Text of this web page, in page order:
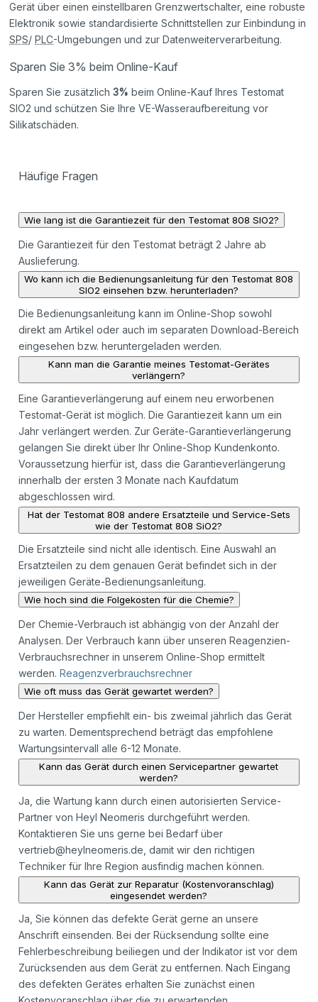
Gerät über einen einstellbaren Grenzwertschalter, eine robuste
Elektronik sowie standardisierte Schnittstellen zur Einbindung in
SPS/PLC-Umgebungen und zur Datenweiterverarbeitung.
Sparen Sie 3% beim Online-Kauf
Sparen Sie zusätzlich3% beim Online-Kauf Ihres Testomat
SIO2 und schützen Sie Ihre VE-Wasseraufbereitung vor
Silikatschäden.
Häufige Fragen
Wie lang ist die Garantiezeit für den Testomat 808 SIO2?
Die Garantiezeit für den Testomat beträgt 2 Jahre ab
Auslieferung.
Wo kann ich die Bedienungsanleitung für den Testomat 808
SIO2 einsehen bzw. herunterladen?
Die Bedienungsanleitung kann im Online-Shop sowohl
direkt am Artikel oder auch im separaten Download-Bereich
eingesehen bzw. heruntergeladen werden.
Kann man die Garantie meines Testomat-Gerätes
verlängern?
Eine Garantieverlängerung auf einem neu erworbenen
Testomat-Gerät ist möglich. Die Garantiezeit kann um ein
Jahr verlängert werden. Zur Geräte-Garantieverlängerung
gelangen Sie direkt über Ihr Online-Shop Kundenkonto.
Voraussetzung hierfür ist, dass die Garantieverlängerung
innerhalb der ersten 3 Monate nach Kaufdatum
abgeschlossen wird.
Hat der Testomat 808 andere Ersatzteile und Service-Sets
wie der Testomat 808 SiO2?
Die Ersatzteile sind nicht alle identisch. Eine Auswahl an
Ersatzteilen zu dem genauen Gerät befindet sich in der
jeweiligen Geräte-Bedienungsanleitung.
Wie hoch sind die Folgekosten für die Chemie?
Der Chemie-Verbrauch ist abhängig von der Anzahl der
Analysen. Der Verbrauch kann über unseren Reagenzien-
Verbrauchsrechner in unserem Online-Shop ermittelt
werden.Reagenzverbrauchsrechner
Wie oft muss das Gerät gewartet werden?
Der Hersteller empfiehlt ein- bis zweimal jährlich das Gerät
zu warten. Dementsprechend beträgt das empfohlene
Wartungsintervall alle 6-12 Monate.
Kann das Gerät durch einen Servicepartner gewartet
werden?
Ja, die Wartung kann durch einen autorisierten Service-
Partner von Heyl Neomeris durchgeführt werden.
Kontaktieren Sie uns gerne bei Bedarf über
vertrieb@heylneomeris.de, damit wir den richtigen
Techniker für Ihre Region ausfindig machen können.
Kann das Gerät zur Reparatur (Kostenvoranschlag)
eingesendet werden?
Ja, Sie können das defekte Gerät gerne an unsere
Anschrift einsenden. Bei der Rücksendung sollte eine
Fehlerbeschreibung beiliegen und der Indikator ist vor dem
Zurücksenden aus dem Gerät zu entfernen. Nach Eingang
des defekten Gerätes erhalten Sie zunächst einen